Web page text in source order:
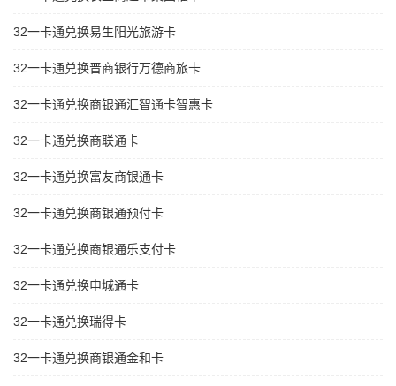
32一卡通兑换易生阳光旅游卡
32一卡通兑换晋商银行万德商旅卡
32一卡通兑换商银通汇智通卡智惠卡
32一卡通兑换商联通卡
32一卡通兑换富友商银通卡
32一卡通兑换商银通预付卡
32一卡通兑换商银通乐支付卡
32一卡通兑换申城通卡
32一卡通兑换瑞得卡
32一卡通兑换商银通金和卡